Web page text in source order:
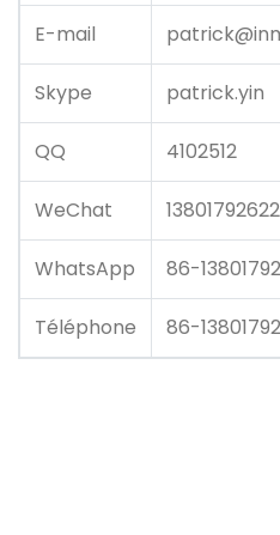
E-mail
Skype patrick.yin
QQ 4102512
WeChat 13801792622
WhatsApp 86-
Téléphone 86-